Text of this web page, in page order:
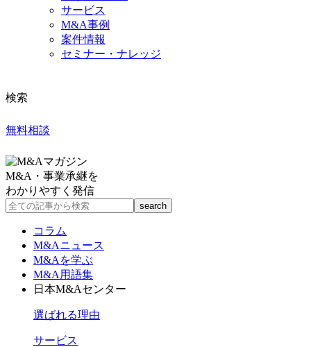
サービス
M&A事例
案件情報
セミナー・ナレッジ
検索
無料相談
M&A・事業承継を
わかりやすく発信
コラム
M&Aニュース
M&Aを学ぶ
M&A用語集
日本M&Aセンター
選ばれる理由
サービス